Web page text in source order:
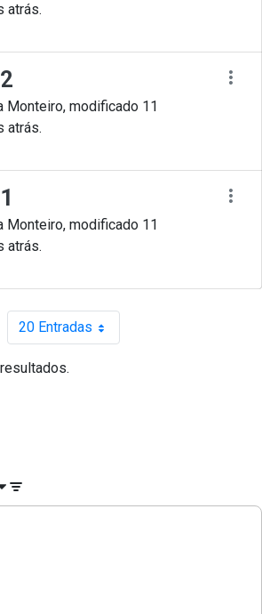
atrás.
Monteiro, modificado 11
atrás.
Monteiro, modificado 11
atrás.
20 EntradasPor página